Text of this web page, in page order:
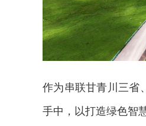
作为串联甘青川三省
手中，以打造绿色智